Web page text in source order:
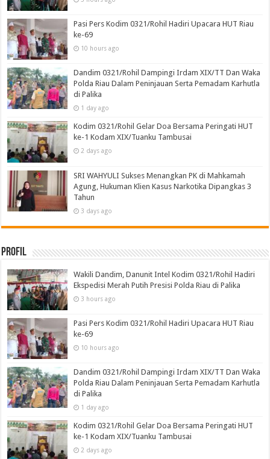
Pasi Pers Kodim 0321/Rohil Hadiri Upacara HUT Riau
ke-69
10 hours ago
Dandim 0321/Rohil Dampingi Irdam XIX/TT Dan Waka
Polda Riau Dalam Peninjauan Serta Pemadam Karhutla
di Palika
1 day ago
Kodim 0321/Rohil Gelar Doa Bersama Peringati HUT
ke-1 Kodam XIX/Tuanku Tambusai
2 days ago
SRI WAHYULI Sukses Menangkan PK di Mahkamah
Agung, Hukuman Klien Kasus Narkotika Dipangkas 3
Tahun
3 days ago
Profil
Wakili Dandim, Danunit Intel Kodim 0321/Rohil Hadiri
Ekspedisi Merah Putih Presisi Polda Riau di Palika
3 hours ago
Pasi Pers Kodim 0321/Rohil Hadiri Upacara HUT Riau
ke-69
10 hours ago
Dandim 0321/Rohil Dampingi Irdam XIX/TT Dan Waka
Polda Riau Dalam Peninjauan Serta Pemadam Karhutla
di Palika
1 day ago
Kodim 0321/Rohil Gelar Doa Bersama Peringati HUT
ke-1 Kodam XIX/Tuanku Tambusai
2 days ago